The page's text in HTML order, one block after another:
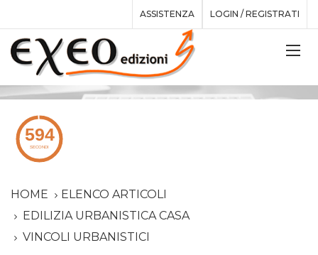
ASSISTENZA LOGIN / REGISTRATI
HOME
ELENCO ARTICOLI
EDILIZIA URBANISTICA CASA
VINCOLI URBANISTICI